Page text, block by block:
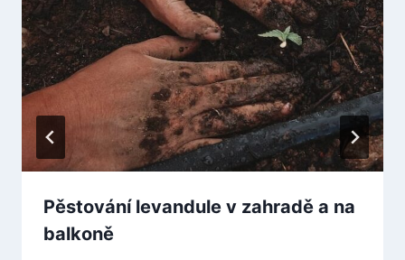
Pěstování levandule v zahradě a na
balkoně